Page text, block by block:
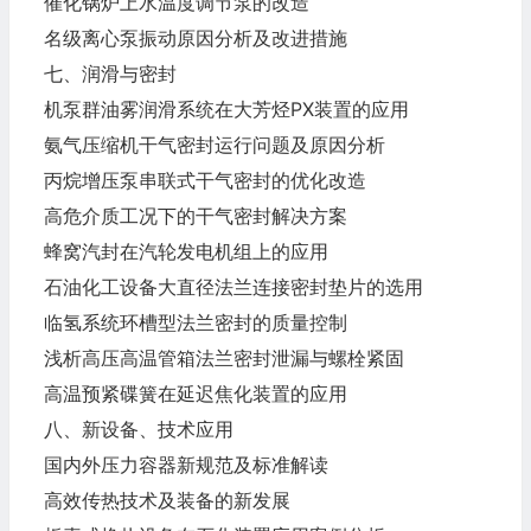
名级离心泵振动原因分析及改进措施
七、润滑与密封
机泵群油雾润滑系统在大芳烃PX装置的应用
氨气压缩机干气密封运行问题及原因分析
丙烷增压泵串联式干气密封的优化改造
高危介质工况下的干气密封解决方案
蜂窝汽封在汽轮发电机组上的应用
石油化工设备大直径法兰连接密封垫片的选用
临氢系统环槽型法兰密封的质量控制
浅析高压高温管箱法兰密封泄漏与螺栓紧固
高温预紧碟簧在延迟焦化装置的应用
八、新设备、技术应用
国内外压力容器新规范及标准解读
高效传热技术及装备的新发展